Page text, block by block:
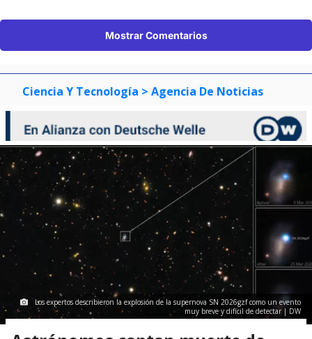
Mostrar Comentarios
Ciencia Y Tecnología > Agencia De Noticias
Los expertos describieron la explosión de la supernova SN 2026gzf como un evento
muy breve y difícil de detectar | DW